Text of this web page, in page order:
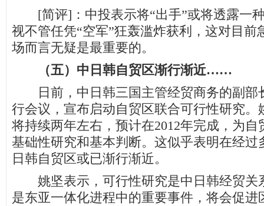
[简评]：中投表示将“出手”或将透露一
视不管任凭“空军”狂轰滥炸获利，这对目前
场而言无疑是最重要的。
（五）中日韩自贸区渐行渐近……
日前，中日韩三国主管经贸商务的副部
行会议，宣布启动自贸区联合可行性研究。
将持续两年左右，预计在2012年完成，为
基础性研究和基本判断。这似乎表明在经过
日韩自贸区或已渐行渐近。
姚坚表示，可行性研究是中日韩经贸关
是东亚一体化进程中的重要事件，将会促进